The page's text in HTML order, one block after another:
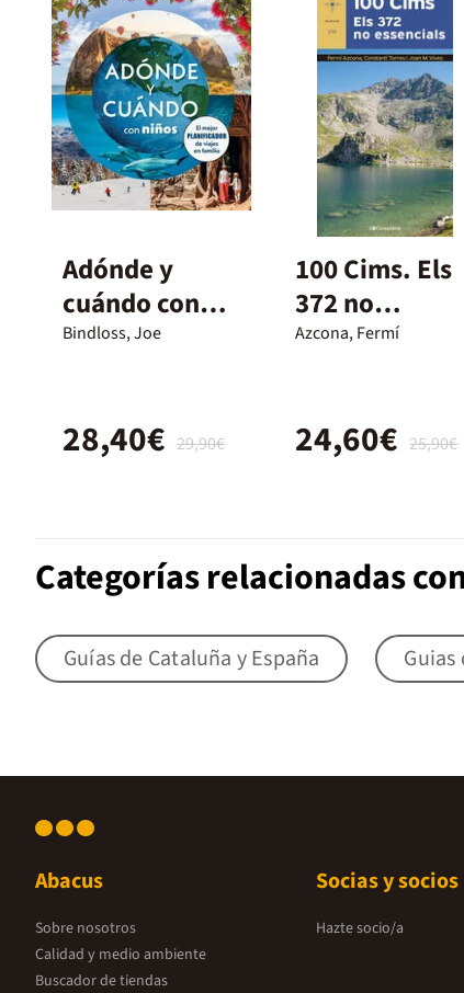
Adónde y
cuándo con
niños
Bindloss, Joe
29,90€
28,40€
100 Cims. Els
372 no
essencials
Azcona, Fermí
25,90€
24,60€
Categorías relacionadas
Guías de Cataluña y España
Abacus
Sobre nosotros
Calidad y medio ambiente
Buscador de tiendas
Socias y socios
Hazte socio/a